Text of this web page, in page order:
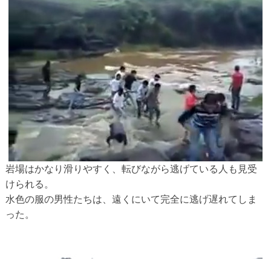
岩場はかなり滑りやすく、転びながら逃げている人も見受
けられる。
水色の服の男性たちは、遠くにいて完全に逃げ遅れてしま
った。